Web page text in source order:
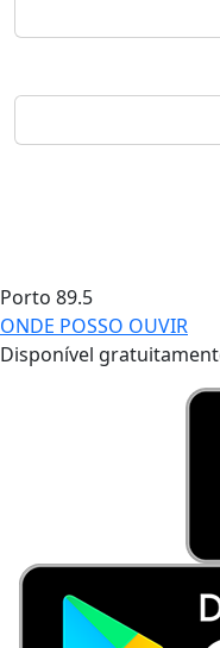
Porto 89.5
ONDE POSSO OUVIR
Disponível